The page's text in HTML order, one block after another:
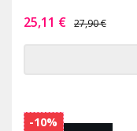
25,11 € 27,90 €
-10%